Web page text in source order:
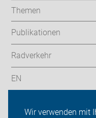
Wir verwenden mit
Themen
Publikationen
Radverkehr
EN